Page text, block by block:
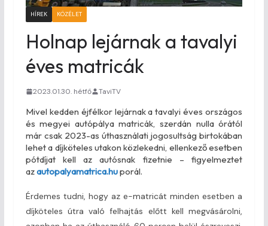
HÍREK KÖZÉLET
Holnap lejárnak a tavalyi
éves matricák
2023.01.30. hétfő TaviTV
Mivel kedden éjfélkor lejárnak a tavalyi éves országos
és megyei autópálya matricák, szerdán nulla órától
már csak 2023-as úthasználati jogosultság birtokában
lehet a díjköteles utakon közlekedni, ellenkező esetben
pótdíjat kell az autósnak fizetnie – figyelmeztet
azautopalyamatrica.huporál.
Érdemes tudni, hogy az e-matricát minden esetben a
díjköteles útra való felhajtás előtt kell megvásárolni,